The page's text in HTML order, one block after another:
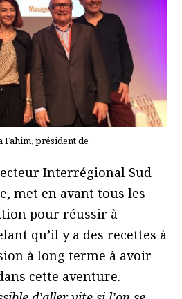
Fahim, président de
Interrégional Sud
met en avant tous les
pour réussir à
qu’il y a des recettes à
à long terme à avoir
cette aventure.